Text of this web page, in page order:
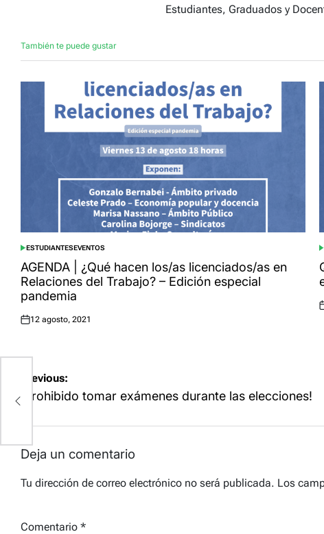
Estudiantes, Graduados y
También te puede gustar
POSTED
IN
ESTUDIANTESEVENTOS
AGENDA | ¿Qué hacen los/as licenciados/as en
Relaciones del Trabajo? – Edición especial
pandemia
Posted
12 agosto, 2021
Navegación
de
Previous:
¡Prohibido tomar exámenes durante las elecciones!
Deja un comentario
Tu dirección de correo electrónico no será publicada. Los
Comentario *